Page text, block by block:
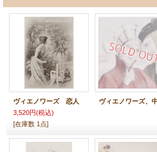
ヴィエノワーズ 恋人
3,520円(税込)
[在庫数 1点]